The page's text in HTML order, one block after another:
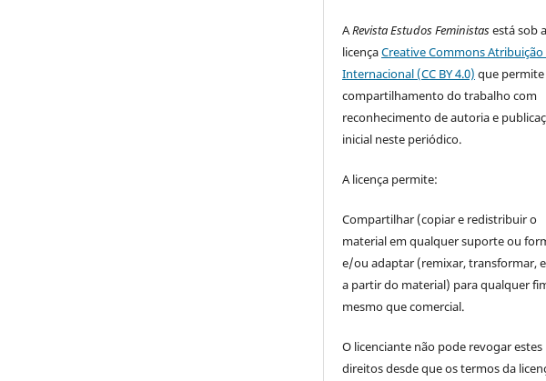
ARevista Estudos Feministasestá sob a
licençaCreative Commons Atribuição
Internacional (CC BY 4.0) que
compartilhamento do trabalho com
reconhecimento de autoria e
inicial neste periódico.
A licença permite:
Compartilhar (copiar e redistribuir o
material em qualquer suporte ou
e/ou adaptar (remixar, transformar,
a partir do material) para qualquer
mesmo que comercial.
O licenciante não pode revogar estes
direitos desde que os termos da